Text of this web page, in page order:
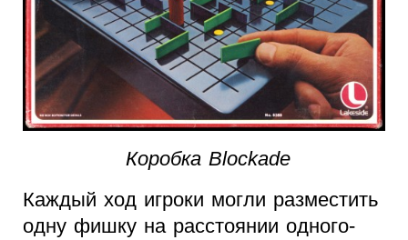
Коробка Blockade
Каждый ход игроки могли разместить
одну фишку на расстоянии одного-